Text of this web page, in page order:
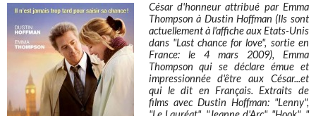
César d'honneur attribué par Emma
Thompson à Dustin Hoffman (Ils sont
actuellement à l'affiche aux Etats-Unis
dans "Last chance for love", sortie en
France: le 4 mars 2009), Emma
Thompson qui se déclare émue et
impressionnée d'être aux César...et
qui le dit en Français. Extraits de
films avec Dustin Hoffman: "Lenny",